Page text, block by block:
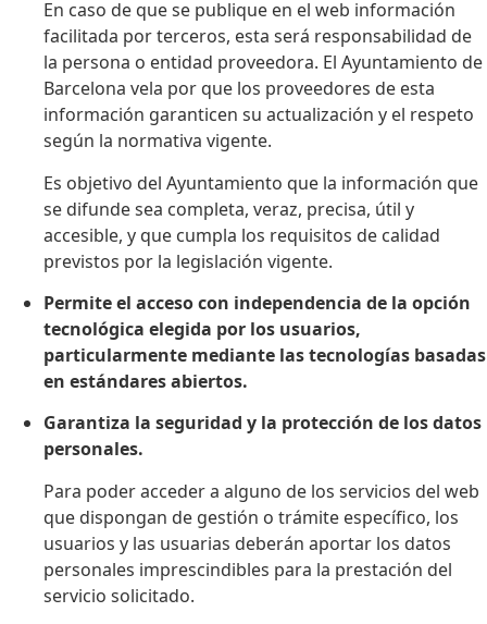
En caso de que se publique en el web información
facilitada por terceros, esta será responsabilidad de
la persona o entidad proveedora. El Ayuntamiento de
Barcelona vela por que los proveedores de esta
información garanticen su actualización y el respeto
según la normativa vigente.
Es objetivo del Ayuntamiento que la información que
se difunde sea completa, veraz, precisa, útil y
accesible, y que cumpla los requisitos de calidad
previstos por la legislación vigente.
Permite el acceso con independencia de la opción
tecnológica elegida por los usuarios,
particularmente mediante las tecnologías basadas
en estándares abiertos.
Garantiza la seguridad y la protección de los datos
personales.
Para poder acceder a alguno de los servicios del web
que dispongan de gestión o trámite específico, los
usuarios y las usuarias deberán aportar los datos
personales imprescindibles para la prestación del
servicio solicitado.